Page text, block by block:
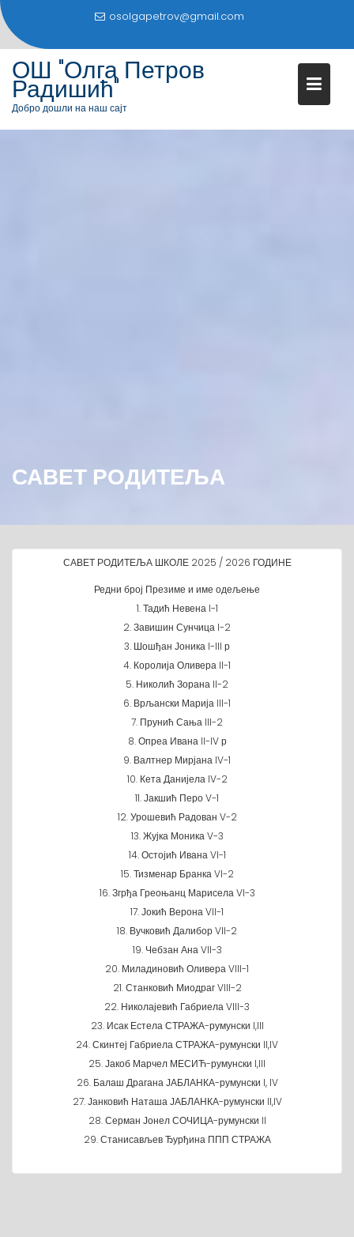
S
i
osolgapetrov@gmail.com
ОШ "Олга Петров
Радишић"
Добро дошли на наш сајт
САВЕТ РОДИТЕЉА
САВЕТ РОДИТЕЉА ШКОЛЕ 2025 / 2026 ГОДИНЕ
Редни број Презиме и име одељење
1. Тадић Невена I-1
2. Завишин Сунчица I-2
3. Шошђан Јоника I-III р
4. Королија Оливера II-1
5. Николић Зорана II-2
6. Врљански Марија III-1
7. Прунић Сања III-2
8. Опреа Ивана II-IV р
9. Валтнер Мирјана IV-1
10. Кета Данијела IV-2
11. Јакшић Перо V-1
12. Урошевић Радован V-2
13. Жујка Моника V-3
14. Остојић Ивана VI-1
15. Тизменар Бранка VI-2
16. Згрђа Греоњанц Марисела VI-3
17. Јокић Верона VII-1
18. Вучковић Далибор VII-2
19. Чебзан Ана VII-3
20. Миладиновић Оливера VIII-1
21. Станковић Миодраг VIII-2
22. Николајевић Габриела VIII-3
23. Исак Естела СТРАЖА-румунски I,III
24. Скинтеј Габриела СТРАЖА-румунски II,IV
25. Јакоб Марчел МЕСИЋ-румунски I,III
26. Балаш Драгана ЈАБЛАНКА-румунски I, IV
27. Јанковић Наташа ЈАБЛАНКА-румунски II,IV
28. Серман Јонел СОЧИЦА-румунски II
29. Станисављев Ђурђина ППП СТРАЖА